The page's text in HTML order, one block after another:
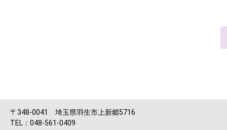
〒348-0041 埼玉県羽生市上新郷5716
TEL：048-561-0409